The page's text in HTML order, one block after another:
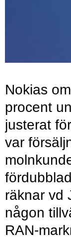
Nokias
procent
justerat
var
räknar vd
någon
RAN-